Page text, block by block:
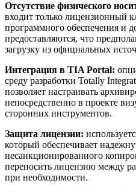
Отсутствие физического
входит только лицензионный
программного обеспечения и
предоставляются, что
загрузку из официальных
Интеграция в TIA Portal:
среду разработки Totally
позволяет настраивать
непосредственно в проекте
сторонних инструментов.
Защита лицензии:
который обеспечивает
несанкционированного
переносить лицензию между
при необходимости.